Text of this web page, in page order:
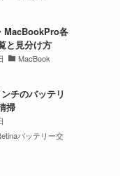
MacBookPro各
と見分け方
MacBook
チのバッテリ
掃
バッテリー交